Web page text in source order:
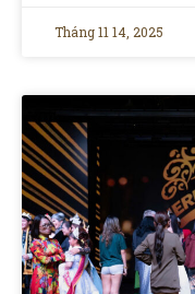
Tháng 11 14, 2025